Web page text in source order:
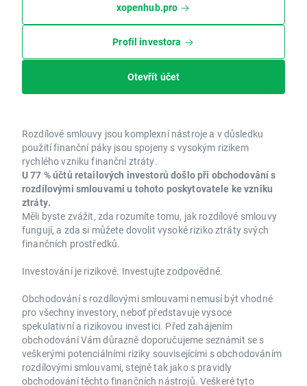
xopenhub.pro
Profil investora
Otevřít účet
Rozdílové smlouvy jsou komplexní nástroje a v důsledku
použití finanční páky jsou spojeny s vysokým rizikem
rychlého vzniku finanční ztráty.
U 77 % účtů retailových investorů došlo při obchodování s
rozdílovými smlouvami u tohoto poskytovatele ke vzniku
ztráty.
Měli byste zvážit, zda rozumíte tomu, jak rozdílové smlouvy
fungují, a zda si můžete dovolit vysoké riziko ztráty svých
finančních prostředků.
Investování je rizikové. Investujte zodpovědně.
Obchodování s rozdílovými smlouvami nemusí být vhodné
pro všechny investory, neboť představuje vysoce
spekulativní a rizikovou investici. Před zahájením
obchodování Vám důrazně doporučujeme seznámit se s
veškerými potenciálními riziky souvisejícími s obchodováním
rozdílovými smlouvami, stejně tak jako s pravidly
obchodování těchto finančních nástrojů. Veškeré tyto